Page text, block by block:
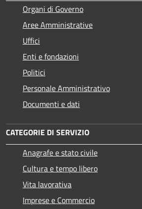
Organi di Governo
Aree Amministrative
Uffici
Enti e fondazioni
Politici
Personale Amministrativo
Documenti e dati
CATEGORIE DI SERVIZIO
Anagrafe e stato civile
Cultura e tempo libero
Vita lavorativa
Imprese e Commercio